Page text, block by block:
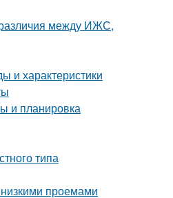
различия между ИЖС,
и характеристики
и планировка
типа
низкими проемами